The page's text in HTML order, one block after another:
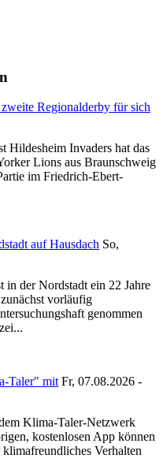
Regionalderby für sich
Hildesheim Invaders hat das
Lions aus Braunschweig
im Friedrich-Ebert-
auf Hausdach So,
in der Nordstadt ein 22 Jahre
vorläufig
genommen
Taler" mit Fr, 07.08.2026 -
Klima-Taler-Netzwerk
kostenlosen App können
Verhalten